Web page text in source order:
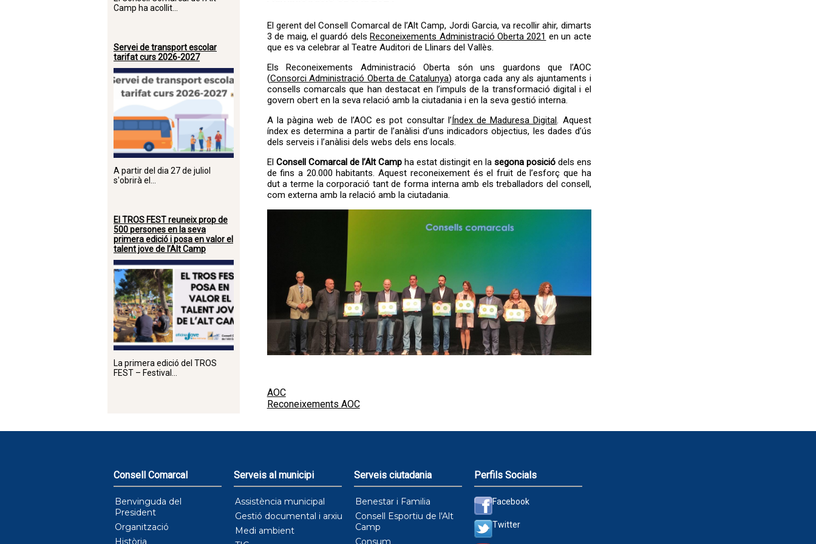
Camp ha acollit...
Servei de transport escolar
tarifat curs 2026-2027
A partir del dia 27 de juliol
s'obrirà el...
El TROS FEST reuneix prop de
500 persones en la seva
primera edició i posa en valor el
talent jove de l’Alt Camp
La primera edició del TROS
FEST – Festival...
El gerent del Consell Comarcal de l’Alt Camp, Jordi Garcia, va recollir ahir, dimarts
3 de maig, el guardó delsReconeixements Administració Oberta 2021 en un acte
que es va celebrar al Teatre Auditori de Llinars del Vallès.
Els Reconeixements Administració Oberta són uns guardons que l’AOC
(Consorci Administració Oberta de Catalunya) atorga cada any als ajuntaments i
consells comarcals que han destacat en l’impuls de la transformació digital i el
govern obert en la seva relació amb la ciutadania i en la seva gestió interna.
A la pàgina web de l’AOC es pot consultar l’Índex de Maduresa Digital. Aquest
índex es determina a partir de l’anàlisi d’uns indicadors objectius, les dades d’ús
dels serveis i l’anàlisi dels webs dels ens locals.
El Consell Comarcal de l’Alt Campha estat distingit en la segona posiciódels ens
de fins a 20.000 habitants. Aquest reconeixement és el fruit de l’esforç que ha
dut a terme la corporació tant de forma interna amb els treballadors del consell,
com externa amb la relació amb la ciutadania.
AOC
Reconeixements AOC
Consell Comarcal
Benvinguda del
President
Organització
Història
Serveis al municipi
Assistència municipal
Gestió documental i arxiu
Medi ambient
Serveis ciutadania
Benestar i Familia
Consell Esportiu de l'Alt
Camp
Consum
Perfils Socials
Facebook
Twitter